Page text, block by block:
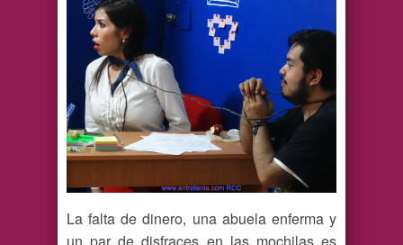
La falta de dinero, una abuela enferma y